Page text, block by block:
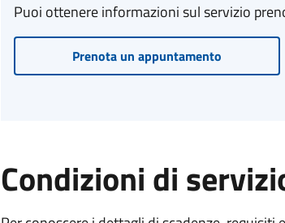
Puoi ottenere informazioni sul servizio
Prenota un appuntamento
Condizioni di